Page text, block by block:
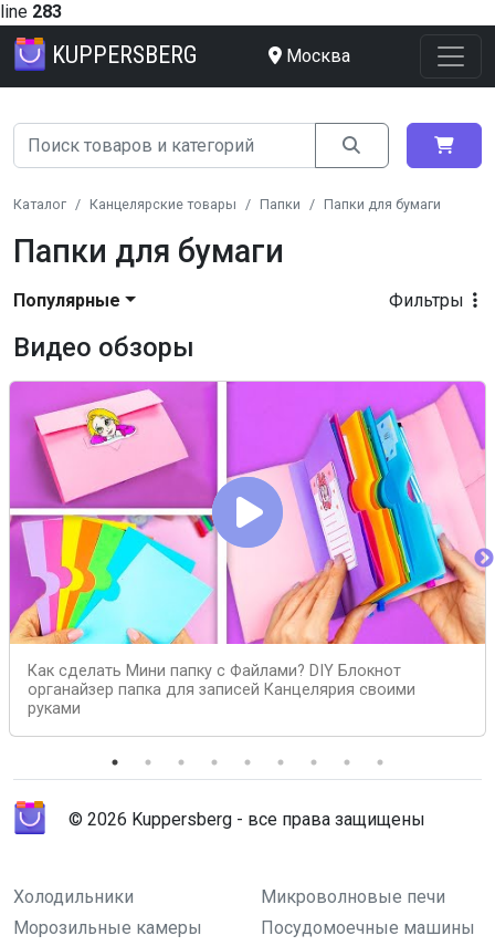
line 283
KUPPERSBERG Москва
Каталог Канцелярские товары Папки Папки для бумаги
Папки для бумаги
Фильтры
Популярные
Видео обзоры
Как сделать Мини папку с Файлами? DIY Блокнот
органайзер папка для записей Канцелярия своими
руками
© 2026 Kuppersberg - все права защищены
Холодильники
Микроволновые печи
Морозильные камеры
Посудомоечные машины